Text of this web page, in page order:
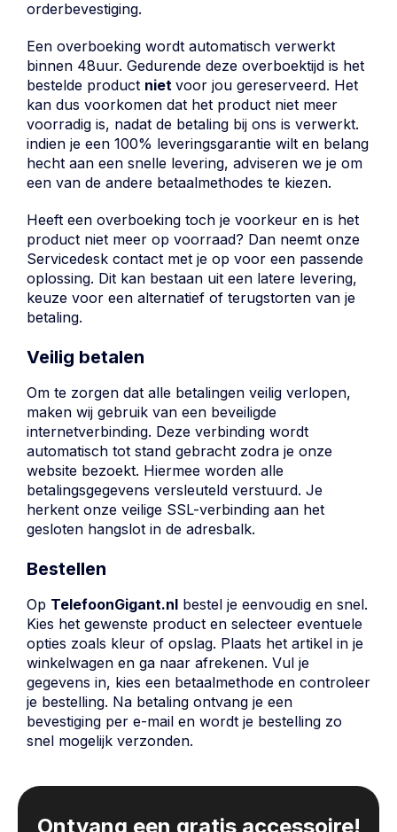
orderbevestiging.
Een overboeking wordt automatisch verwerkt
binnen 48uur. Gedurende deze overboektijd is het
bestelde product niet voor jou gereserveerd. Het
kan dus voorkomen dat het product niet meer
voorradig is, nadat de betaling bij ons is verwerkt.
indien je een 100% leveringsgarantie wilt en belang
hecht aan een snelle levering, adviseren we je om
een van de andere betaalmethodes te kiezen.
Heeft een overboeking toch je voorkeur en is het
product niet meer op voorraad? Dan neemt onze
Servicedesk contact met je op voor een passende
oplossing. Dit kan bestaan uit een latere levering,
keuze voor een alternatief of terugstorten van je
betaling.
Veilig betalen
Om te zorgen dat alle betalingen veilig verlopen,
maken wij gebruik van een beveiligde
internetverbinding. Deze verbinding wordt
automatisch tot stand gebracht zodra je onze
website bezoekt. Hiermee worden alle
betalingsgegevens versleuteld verstuurd. Je
herkent onze veilige SSL-verbinding aan het
gesloten hangslot in de adresbalk.
Bestellen
Op TelefoonGigant.nl bestel je eenvoudig en snel.
Kies het gewenste product en selecteer eventuele
opties zoals kleur of opslag. Plaats het artikel in je
winkelwagen en ga naar afrekenen. Vul je
gegevens in, kies een betaalmethode en controleer
je bestelling. Na betaling ontvang je een
bevestiging per e-mail en wordt je bestelling zo
snel mogelijk verzonden.
Ontvang een gratis accessoire!